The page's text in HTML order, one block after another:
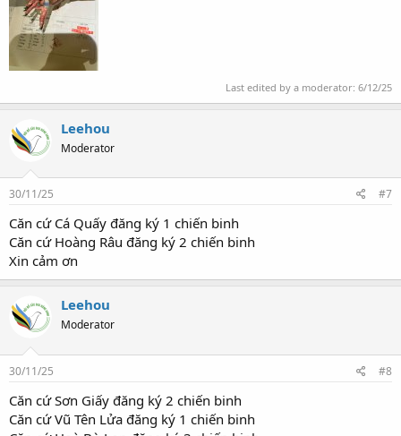
Last edited by a moderator: 6/12/25
Leehou
Moderator
30/11/25 #7
Căn cứ Cá Quấy đăng ký 1 chiến binh
Căn cứ Hoàng Râu đăng ký 2 chiến binh
Xin cảm ơn
Leehou
Moderator
30/11/25 #8
Căn cứ Sơn Giấy đăng ký 2 chiến binh
Căn cứ Vũ Tên Lửa đăng ký 1 chiến binh